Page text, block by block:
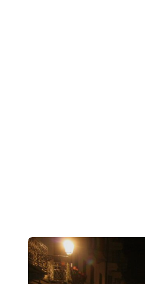
Post
navigation